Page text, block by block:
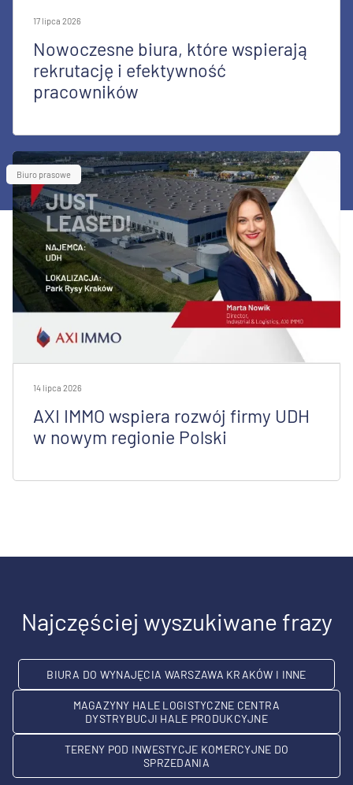
17 lipca 2026
Nowoczesne biura, które wspierają
rekrutację i efektywność
pracowników
Biuro prasowe
14 lipca 2026
AXI IMMO wspiera rozwój firmy UDH
w nowym regionie Polski
Najczęściej wyszukiwane frazy
BIURA DO WYNAJĘCIA WARSZAWA KRAKÓW I INNE
MAGAZYNY HALE LOGISTYCZNE CENTRA
DYSTRYBUCJI HALE PRODUKCYJNE
TERENY POD INWESTYCJE KOMERCYJNE DO
SPRZEDANIA